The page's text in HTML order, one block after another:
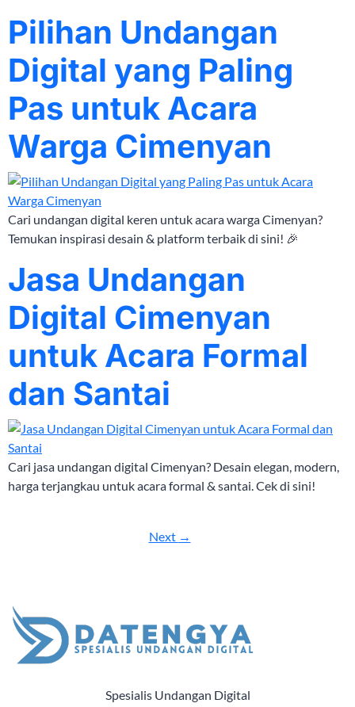
Pilihan Undangan
Digital yang Paling
Pas untuk Acara
Warga Cimenyan
Cari undangan digital keren untuk acara warga Cimenyan?
Temukan inspirasi desain & platform terbaik di sini! 🎉
Jasa Undangan
Digital Cimenyan
untuk Acara Formal
dan Santai
Cari jasa undangan digital Cimenyan? Desain elegan, modern,
harga terjangkau untuk acara formal & santai. Cek di sini!
Next →
Spesialis Undangan Digital